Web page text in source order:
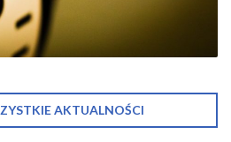
AKTUALNOŚCI